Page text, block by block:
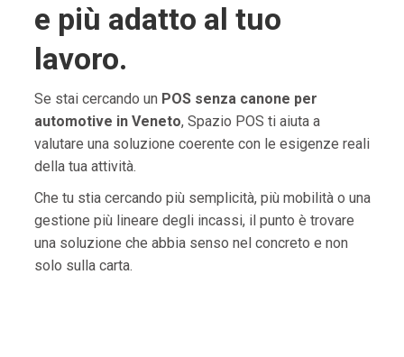
e più adatto al tuo
lavoro.
Se stai cercando un POS senza canone per
automotive in Veneto, Spazio POS ti aiuta a
valutare una soluzione coerente con le esigenze reali
della tua attività.
Che tu stia cercando più semplicità, più mobilità o una
gestione più lineare degli incassi, il punto è trovare
una soluzione che abbia senso nel concreto e non
solo sulla carta.